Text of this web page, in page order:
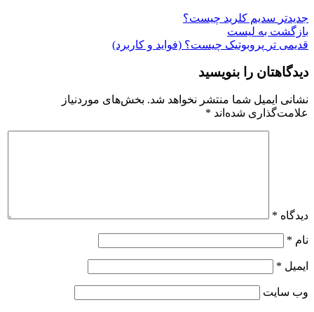
جدیدتر سدیم کلرید چیست؟
بازگشت به لیست
قدیمی تر پروبوتیک چیست؟ (فواید و کاربرد)
دیدگاهتان را بنویسید
نشانی ایمیل شما منتشر نخواهد شد. بخش‌های موردنیاز
علامت‌گذاری شده‌اند *
دیدگاه *
نام *
ایمیل *
وب‌ سایت